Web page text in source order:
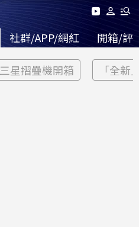
社群/APP/網紅 開箱/評
三星摺疊機開箱 「全新